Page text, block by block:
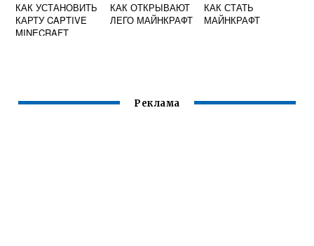
КАК УСТАНОВИТЬ
КАРТУ CAPTIVE
MINECRAFT
КАК ОТКРЫВАЮТ
ЛЕГО МАЙНКРАФТ
КАК СТАТЬ
МАЙНКРАФТ
Реклама